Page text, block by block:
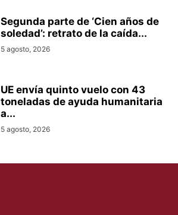
Segunda parte de ‘Cien años de
soledad’: retrato de la caída...
5 agosto, 2026
UE envía quinto vuelo con 43
toneladas de ayuda humanitaria
a...
5 agosto, 2026